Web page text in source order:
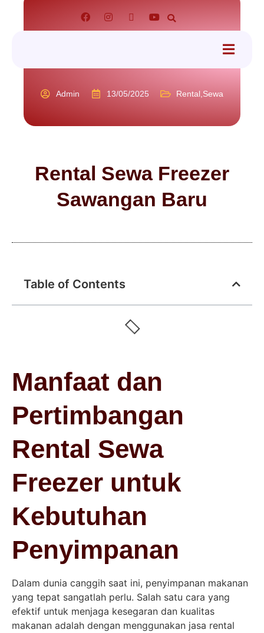
Admin 13/05/2025 Rental Sewa
Rental Sewa Freezer
Sawangan Baru
Table of Contents
Manfaat dan
Pertimbangan
Rental Sewa
Freezer untuk
Kebutuhan
Penyimpanan
Dalam dunia canggih saat ini, penyimpanan makanan
yang tepat sangatlah perlu. Salah satu cara yang
efektif untuk menjaga kesegaran dan kualitas
makanan adalah dengan menggunakan jasa rental